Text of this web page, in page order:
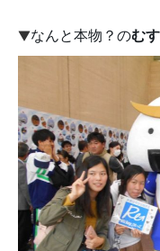
▼なんと本物？のむ